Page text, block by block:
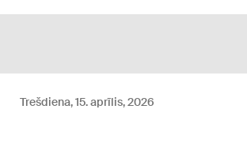
Trešdiena, 15. aprīlis, 2026